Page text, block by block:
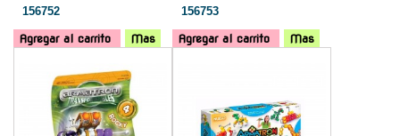
156752
Agregar al carrito Mas
156753
Agregar al carrito
Mas